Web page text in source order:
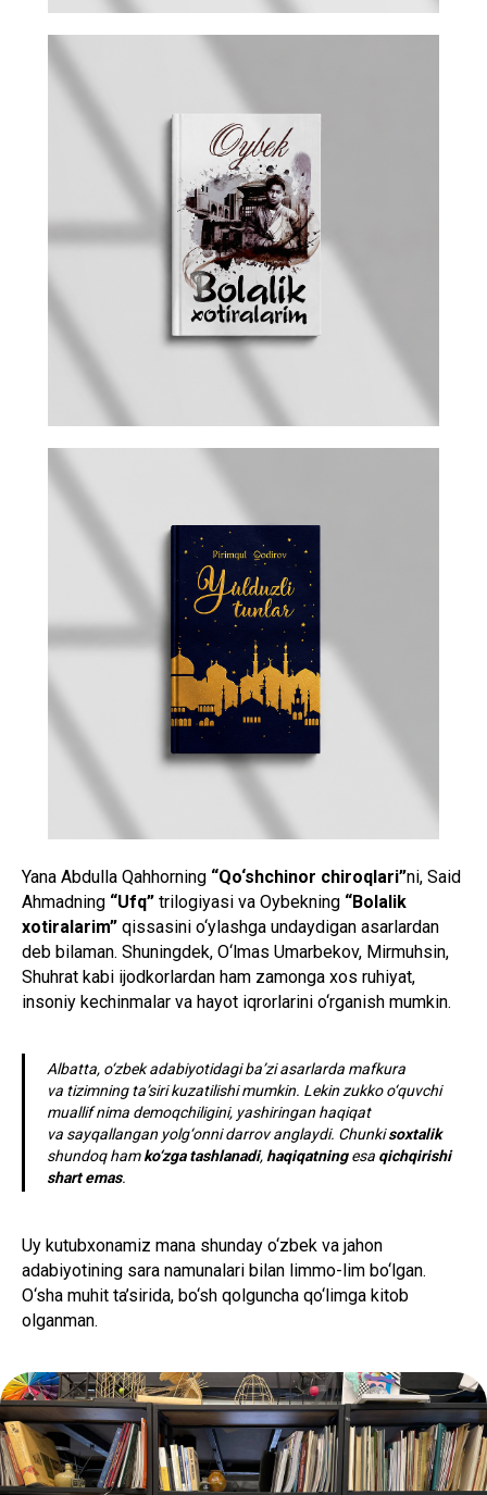
Yana Abdulla Qahhorning “Qo‘shchinor chiroqlari”ni, Said
Ahmadning “Ufq” trilogiyasi va Oybekning “Bolalik
xotiralarim” qissasini o‘ylashga undaydigan asarlardan
deb bilaman. Shuningdek, O‘lmas Umarbekov, Mirmuhsin,
Shuhrat kabi ijodkorlardan ham zamonga xos ruhiyat,
insoniy kechinmalar va hayot iqrorlarini o‘rganish mumkin.
Albatta, o‘zbek adabiyotidagi ba’zi asarlarda mafkura
va tizimning ta’siri kuzatilishi mumkin. Lekin zukko o‘quvchi
muallif nima demoqchiligini, yashiringan haqiqat
va sayqallangan yolg‘onni darrov anglaydi. Chunkisoxtalik
shundoq hamko‘zga tashlanadi, haqiqatningesa qichqirishi
shart emas.
Uy kutubxonamiz mana shunday o‘zbek va jahon
adabiyotining sara namunalari bilan limmo-lim bo‘lgan.
O‘sha muhit ta’sirida, bo‘sh qolguncha qo‘limga kitob
olganman.